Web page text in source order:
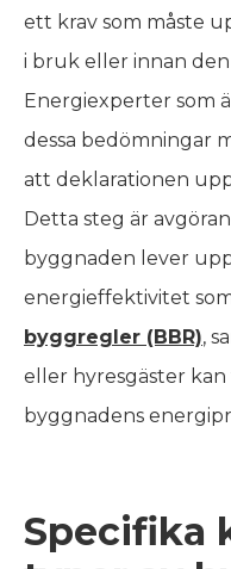
ett krav som måste
i bruk eller innan
Energiexperter som
dessa bedömningar
att deklarationen
Detta steg är
byggnaden lever
energieffektivitet
byggregler (BBR),
eller hyresgäster
byggnadens
Specifika